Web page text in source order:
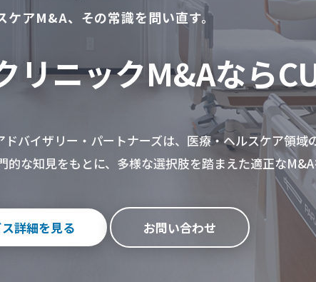
ケアM&A、その常識を問い直す。
リニックM&Aなら
バイザリー・パートナーズは、医療・ヘルスケア領域
な知見をもとに、多様な選択肢を踏まえた適正なM&A
詳細を見る お問い合わせ